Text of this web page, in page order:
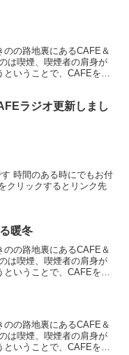
の路地裏にあるCAFE＆
は喫煙、喫煙者の肩身が
いうことで、CAFEを名
ラジオ更新しまし
時間のある時にでもお付
クリックするとリンク先
暖冬
の路地裏にあるCAFE＆
は喫煙、喫煙者の肩身が
いうことで、CAFEを名
の路地裏にあるCAFE＆
は喫煙、喫煙者の肩身が
いうことで、CAFEを名